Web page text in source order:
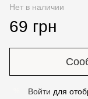
Нет в наличии
69 грн
Войти для